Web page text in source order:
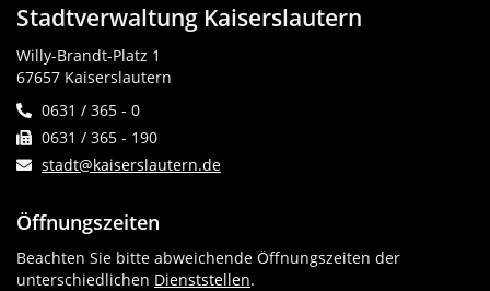
Stadtverwaltung Kaiserslautern
Willy-Brandt-Platz 1
67657 Kaiserslautern
0631 / 365 - 0
0631 / 365 - 190
stadt@kaiserslautern.de
Öffnungszeiten
Beachten Sie bitte abweichende Öffnungszeiten der
unterschiedlichen Dienststellen.